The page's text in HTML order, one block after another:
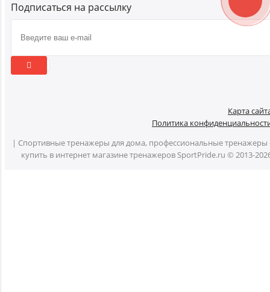
Подписаться на рассылку
Карта
Политика
| Спортивные тренажеры для дома, профессиональные тренажеры
купить в интернет магазине тренажеров SportPride.ru © 2013-